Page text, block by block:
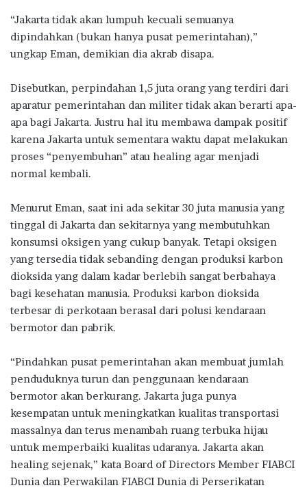
“Jakarta tidak akan lumpuh kecuali semuanya
dipindahkan (bukan hanya pusat pemerintahan),”
ungkap Eman, demikian dia akrab disapa.
Disebutkan, perpindahan 1,5 juta orang yang terdiri dari
aparatur pemerintahan dan militer tidak akan berarti apa-
apa bagi Jakarta. Justru hal itu membawa dampak positif
karena Jakarta untuk sementara waktu dapat melakukan
proses “penyembuhan” atau healing agar menjadi
normal kembali.
Menurut Eman, saat ini ada sekitar 30 juta manusia yang
tinggal di Jakarta dan sekitarnya yang membutuhkan
konsumsi oksigen yang cukup banyak. Tetapi oksigen
yang tersedia tidak sebanding dengan produksi karbon
dioksida yang dalam kadar berlebih sangat berbahaya
bagi kesehatan manusia. Produksi karbon dioksida
terbesar di perkotaan berasal dari polusi kendaraan
bermotor dan pabrik.
“Pindahkan pusat pemerintahan akan membuat jumlah
penduduknya turun dan penggunaan kendaraan
bermotor akan berkurang. Jakarta juga punya
kesempatan untuk meningkatkan kualitas transportasi
massalnya dan terus menambah ruang terbuka hijau
untuk memperbaiki kualitas udaranya. Jakarta akan
healing sejenak,” kata Board of Directors Member FIABCI
Dunia dan Perwakilan FIABCI Dunia di Perserikatan